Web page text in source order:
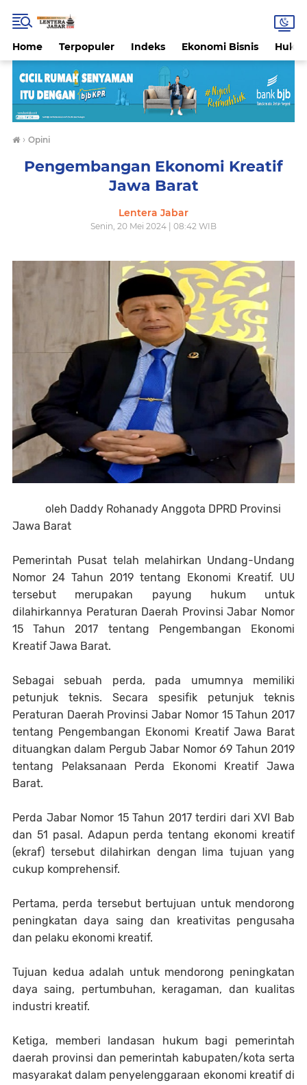
Home Terpopuler Indeks Ekonomi Bisnis
› Opini
Pengembangan Ekonomi Kreatif
Jawa Barat
Lentera Jabar
Senin, 20 Mei 2024 | 08:42 WIB
oleh Daddy Rohanady Anggota DPRD Provinsi
Jawa Barat
Pemerintah Pusat telah melahirkan Undang-Undang
Nomor 24 Tahun 2019 tentang Ekonomi Kreatif. UU
tersebut merupakan payung hukum untuk
dilahirkannya Peraturan Daerah Provinsi Jabar Nomor
15 Tahun 2017 tentang Pengembangan Ekonomi
Kreatif Jawa Barat.
Sebagai sebuah perda, pada umumnya memiliki
petunjuk teknis. Secara spesifik petunjuk teknis
Peraturan Daerah Provinsi Jabar Nomor 15 Tahun 2017
tentang Pengembangan Ekonomi Kreatif Jawa Barat
dituangkan dalam Pergub Jabar Nomor 69 Tahun 2019
tentang Pelaksanaan Perda Ekonomi Kreatif Jawa
Barat.
Perda Jabar Nomor 15 Tahun 2017 terdiri dari XVI Bab
dan 51 pasal. Adapun perda tentang ekonomi kreatif
(ekraf) tersebut dilahirkan dengan lima tujuan yang
cukup komprehensif.
Pertama, perda tersebut bertujuan untuk mendorong
peningkatan daya saing dan kreativitas pengusaha
dan pelaku ekonomi kreatif.
Tujuan kedua adalah untuk mendorong peningkatan
daya saing, pertumbuhan, keragaman, dan kualitas
industri kreatif.
Ketiga, memberi landasan hukum bagi pemerintah
daerah provinsi dan pemerintah kabupaten/kota serta
masyarakat dalam penyelenggaraan ekonomi kreatif di